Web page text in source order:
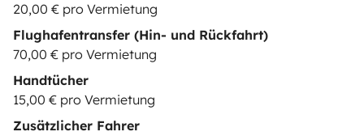
20,00 € pro Vermietung
Flughafentransfer (Hin- und Rückfahrt)
70,00 € pro Vermietung
Handtücher
15,00 € pro Vermietung
Zusätzlicher Fahrer